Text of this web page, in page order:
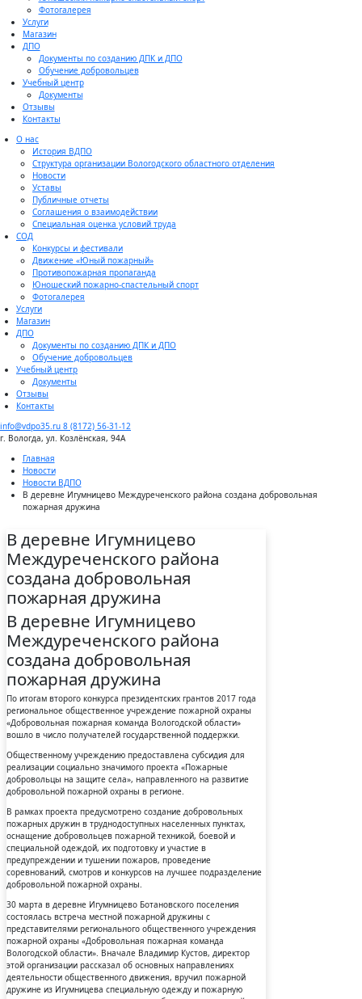
Фотогалерея
Услуги
Магазин
ДПО
Документы по созданию ДПК и ДПО
Обучение добровольцев
Учебный центр
Документы
Отзывы
Контакты
О нас
История ВДПО
Структура организации Вологодского областного отделения
Новости
Уставы
Публичные отчеты
Соглашения о взаимодействии
Специальная оценка условий труда
СОД
Конкурсы и фестивали
Движение «Юный пожарный»
Противопожарная пропаганда
Юношеский пожарно-спастельный спорт
Фотогалерея
Услуги
Магазин
ДПО
Документы по созданию ДПК и ДПО
Обучение добровольцев
Учебный центр
Документы
Отзывы
Контакты
info@vdpo35.ru 8 (8172) 56-31-12
г. Вологда, ул. Козлёнская, 94А
Главная
Новости
Новости ВДПО
В деревне Игумницево Междуреченского района создана добровольная
пожарная дружина
В деревне Игумницево
Междуреченского района
создана добровольная
пожарная дружина
В деревне Игумницево
Междуреченского района
создана добровольная
пожарная дружина
По итогам второго конкурса президентских грантов 2017 года
региональное общественное учреждение пожарной охраны
«Добровольная пожарная команда Вологодской области»
вошло в число получателей государственной поддержки.
Общественному учреждению предоставлена субсидия для
реализации социально значимого проекта «Пожарные
добровольцы на защите села», направленного на развитие
добровольной пожарной охраны в регионе.
В рамках проекта предусмотрено создание добровольных
пожарных дружин в труднодоступных населенных пунктах,
оснащение добровольцев пожарной техникой, боевой и
специальной одеждой, их подготовку и участие в
предупреждении и тушении пожаров, проведение
соревнований, смотров и конкурсов на лучшее подразделение
добровольной пожарной охраны.
30 марта в деревне Игумницево Ботановского поселения
состоялась встреча местной пожарной дружины с
представителями регионального общественного учреждения
пожарной охраны «Добровольная пожарная команда
Вологодской области». Вначале Владимир Кустов, директор
этой организации рассказал об основных направлениях
деятельности общественного движения, вручил пожарной
дружине из Игумницева специальную одежду и пожарную